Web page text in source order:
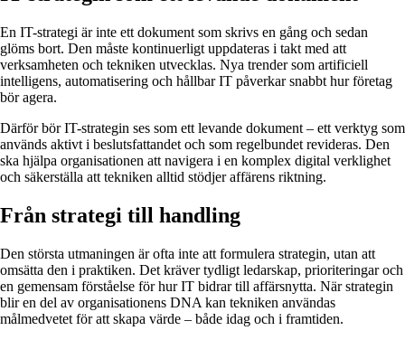
En IT-strategi är inte ett dokument som skrivs en gång och sedan
glöms bort. Den måste kontinuerligt uppdateras i takt med att
verksamheten och tekniken utvecklas. Nya trender som artificiell
intelligens, automatisering och hållbar IT påverkar snabbt hur företag
bör agera.
Därför bör IT-strategin ses som ett levande dokument – ett verktyg som
används aktivt i beslutsfattandet och som regelbundet revideras. Den
ska hjälpa organisationen att navigera i en komplex digital verklighet
och säkerställa att tekniken alltid stödjer affärens riktning.
Från strategi till handling
Den största utmaningen är ofta inte att formulera strategin, utan att
omsätta den i praktiken. Det kräver tydligt ledarskap, prioriteringar och
en gemensam förståelse för hur IT bidrar till affärsnytta. När strategin
blir en del av organisationens DNA kan tekniken användas
målmedvetet för att skapa värde – både idag och i framtiden.